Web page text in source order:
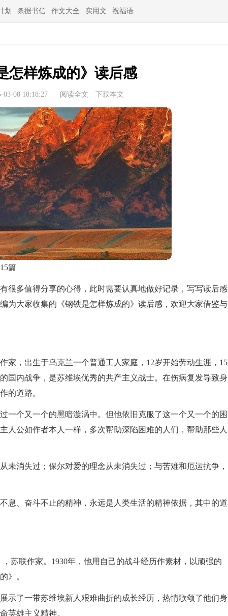
划 条据书信 作文大全 实用文 祝福语
怎样炼成的》读后感
03-08 18:18:27 阅读全文 下载本文
篇
很多值得分享的心得，此时需要认真地做好记录，写写读后感
为大家收集的《钢铁是怎样炼成的》读后感，欢迎大家借鉴与
家，出生于乌克兰一个普通工人家庭，12岁开始劳动生涯，15
国内战争，是苏维埃优秀的共产主义战士。在伤病复发导致身
的道路。
一个又一个的黑暗漩涡中。但他依旧克服了这一个又一个的困
人公如作者本人一样，多次帮助深陷困难的人们，帮助那些人
未消失过；保尔对爱的理念从未消失过；与苦难和厄运抗争，
息、奋斗不止的精神，永远是人类生活的精神依据，其中的道
苏联作家。1930年，他用自己的战斗经历作素材，以顽强的
》。
示了一带苏维埃新人艰难曲折的成长经历，热情歌颂了他们身
英雄主义精神。